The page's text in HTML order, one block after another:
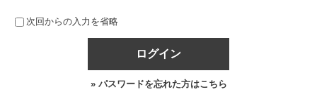
次回からの入力を省略
ログイン
» パスワードを忘れた方はこちら